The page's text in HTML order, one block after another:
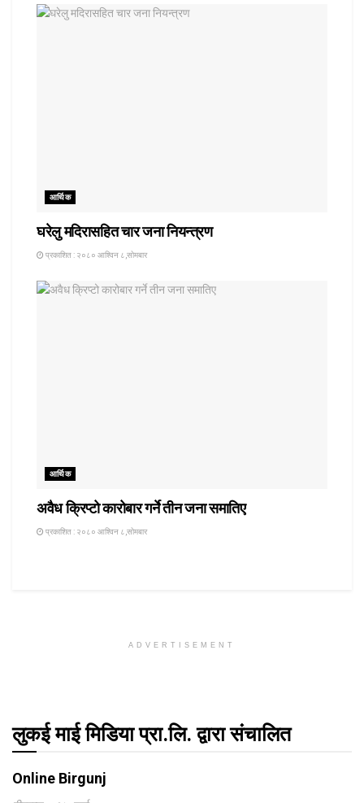
आर्थिक
घरेलु मदिरासहित चार जना नियन्त्रण
प्रकाशित : २०८० आश्विन ८,सोमबार
आर्थिक
अवैध क्रिप्टो कारोबार गर्ने तीन जना समातिए
प्रकाशित : २०८० आश्विन ८,सोमबार
ADVERTISEMENT
लुकई माई मिडिया प्रा.लि. द्वारा संचालित
Online Birgunj